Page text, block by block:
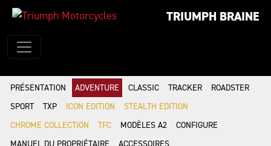
TRIUMPH BRAINE
PRÉSENTATION ADVENTURE CLASSIC TRACKER
ROADSTER
SPORT
TXP ICON EDITION
STEALTH EDITION
CHROME COLLECTION
TFC MODÈLES A2
CONFIGURE